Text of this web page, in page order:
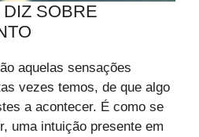
SOBRE
aquelas sensações
vezes temos, de que algo
a acontecer. É como se
uma intuição presente em